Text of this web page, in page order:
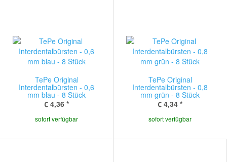
TePe Original
Interdentalbürsten - 0,6
mm blau - 8 Stück
€ 4,36 *
sofort verfügbar
TePe Original
Interdentalbürsten - 0,8
mm grün - 8 Stück
€ 4,34 *
sofort verfügbar